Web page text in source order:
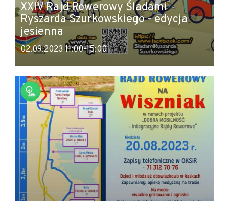
XXIV Rajd Rowerowy Śladami
Ryszarda Szurkowskiego - edycja
jesienna
02.09.2023 11:00-15:00